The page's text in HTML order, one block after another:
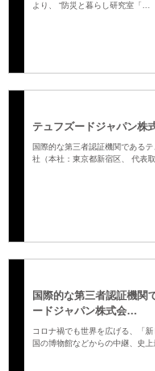
より、 “防災と暮らし研究室「…
テュフズードジャパン株
国際的な第三者認証機関である
社（本社：東京都新宿区、 代表
国際的な第三者認証機関
ードジャパン株式会…
コロナ禍でも世界を広げる、「
国の博物館などからの中継、史上